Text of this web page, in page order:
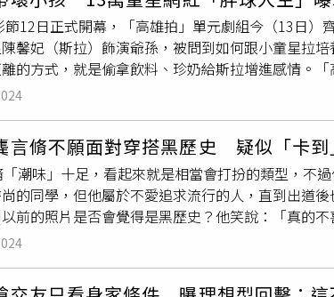
，有伴侶宜送對方客製化刻字首飾鞏固關係。
也不支持，「因為我不會唱跳，她覺得為什麼要
做沒做過的事情？」詹皓然還是義無反顧，也闖
，想挑戰另一個舞台。（圖／翻攝自詹皓然IG）
定自己試鏡會落榜，「那個星期滿挫折的，老師
練到隔天，又接著去舞蹈營」，就這樣維持一周
落幹嘛，看到你把這支舞跳出來很欣慰』，因為這
拿到開場主題曲C位。（圖／翻攝自詹皓然IG）好
家裡兩點一線，果然皇天不負苦心人，他成為被
我第一次達到目標就是開場舞C位，我也幾乎是
也讓反對的媽媽改觀。（圖／侯世駿攝）而一開
到我想要的東西，後來我強迫全家一起看，他們
拜託同事，連剛認識的房仲也不放過，而詹皓然
過詹皓然對於投票結果抱持平常心，「投票就是
選秀節目《原子少年2》，詹皓然的爸媽努力幫他
12日正式開幕，「高雄拍」單元劇組今（13日）
馨妃（斯拉）飾演爺孫，被問到如何跟小童星拉
的方式，就是偷拿飲料、珍奶給斯拉增進感情。
影帝的喜翔；《貓與雞》有今年的準金鐘戲后的
則由今年入圍金馬男配的春風演出。童星斯拉一家
養在家中，家中彷彿變成雞寮。斯拉就說去導演家
超深刻。喜翔對於入圍金馬影帝平常心。（圖／
孩子，但後來發現喜翔根本是孩子王，跟小朋友
則稱讚喜翔人很親切，一點都不兇，還爆料：「
旁的喜翔頻頻點頭，這次他演出阿公角色相當得
樑演出，她透露一開始其實不愛演戲，是看到姊姊
就笑回：「不愧是喜歡財神爺的孩子。」原來斯
言脩不願面對穿搭黑歷史 疑似「卡到
潮味」十足，看起來就是相當會打扮的類型，不
的同學，但他屬於不愛追求流行的人，直到出道
前的照片是否會覺得是黑歷史？他笑說：「真的
得自己現在的穿搭風格是走小眾路線，「以前喜
是有設計感的褲子，我有好幾件不一樣的黑色褲子
有品牌迷思，不會特別愛買潮牌，比較注重材質及